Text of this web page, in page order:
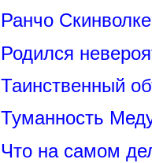
Ранчо
Родился
Таинственный
Туманность
Что на самом